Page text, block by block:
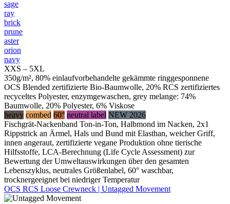
sage
ray
brick
prune
aster
orion
navy
XXS – 5XL
350g/m², 80% einlaufvorbehandelte gekämmte ringgesponnene
OCS Blended zertifizierte Bio-Baumwolle, 20% RCS zertifiziertes
recyceltes Polyester, enzymgewaschen, grey melange: 74%
Baumwolle, 20% Polyester, 6% Viskose
heavy combed 60° neutral label NEW 2026
Fischgrät-Nackenband Ton-in-Ton, Halbmond im Nacken, 2x1
Rippstrick an Ärmel, Hals und Bund mit Elasthan, weicher Griff,
innen angeraut, zertifizierte vegane Produktion ohne tierische
Hilfsstoffe, LCA-Berechnung (Life Cycle Assessment) zur
Bewertung der Umweltauswirkungen über den gesamten
Lebenszyklus, neutrales Größenlabel, 60° waschbar,
trocknergeeignet bei niedriger Temperatur
OCS RCS Loose Crewneck | Untagged Movement